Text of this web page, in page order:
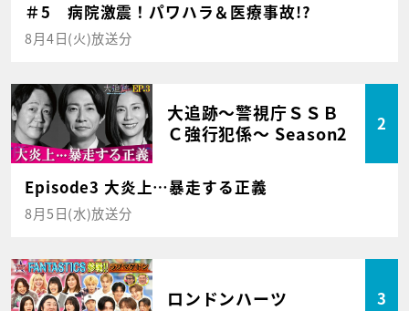
＃5 病院激震！パワハラ＆医療事故!?
8月4日(火)放送分
大追跡～警視庁ＳＳＢ
Ｃ強行犯係～ Season2
2
Episode3 大炎上…暴走する正義
8月5日(水)放送分
ロンドンハーツ 3